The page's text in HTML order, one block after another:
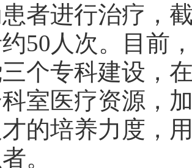
者进行治疗，
50人次。目前
三个专科建设，
室医疗资源，
的培养力度，
。